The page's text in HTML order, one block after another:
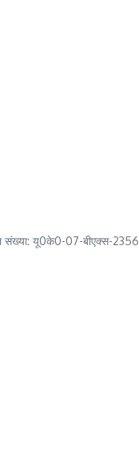
संख्या: यू0के0-07-बीएक्स-2356